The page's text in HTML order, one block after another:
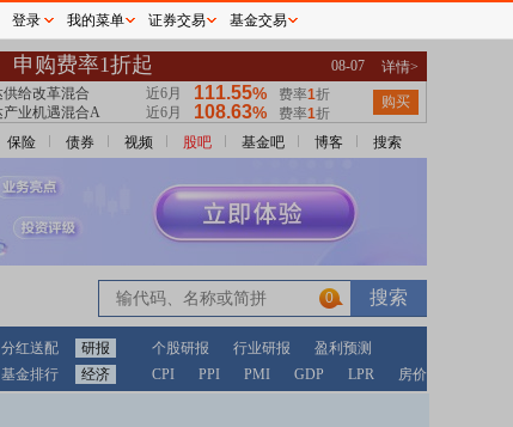
保险 债券 视频 股吧 基金吧 博客 搜索
0
分红送配 研报 个股研报 行业研报
盈利预测
基金排行 经济 CPI PPI PMI GDP LPR 房价
登录 我的菜单 证券交易 基金交易